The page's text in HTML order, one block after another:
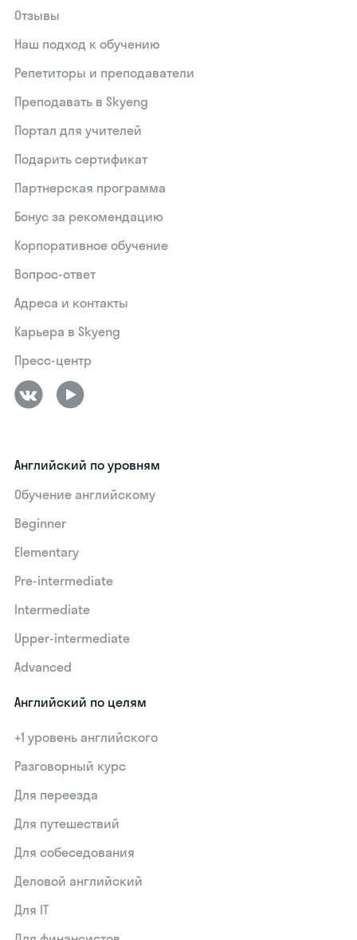
Отзывы
Наш подход к обучению
Репетиторы и преподаватели
Преподавать в Skyeng
Портал для учителей
Подарить сертификат
Партнерская программа
Бонус за рекомендацию
Корпоративное обучение
Вопрос-ответ
Адреса и контакты
Карьера в Skyeng
Пресс-центр
Английский по уровням
Обучение английскому
Beginner
Elementary
Pre-intermediate
Intermediate
Upper-intermediate
Advanced
Английский по целям
+1 уровень английского
Разговорный курс
Для переезда
Для путешествий
Для собеседования
Деловой английский
Для IT